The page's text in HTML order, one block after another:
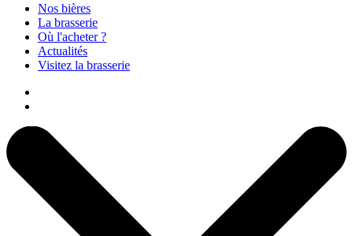
Nos bières
La brasserie
Où l'acheter ?
Actualités
Visitez la brasserie